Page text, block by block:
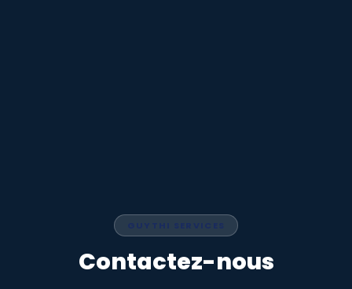
Contactez-nous